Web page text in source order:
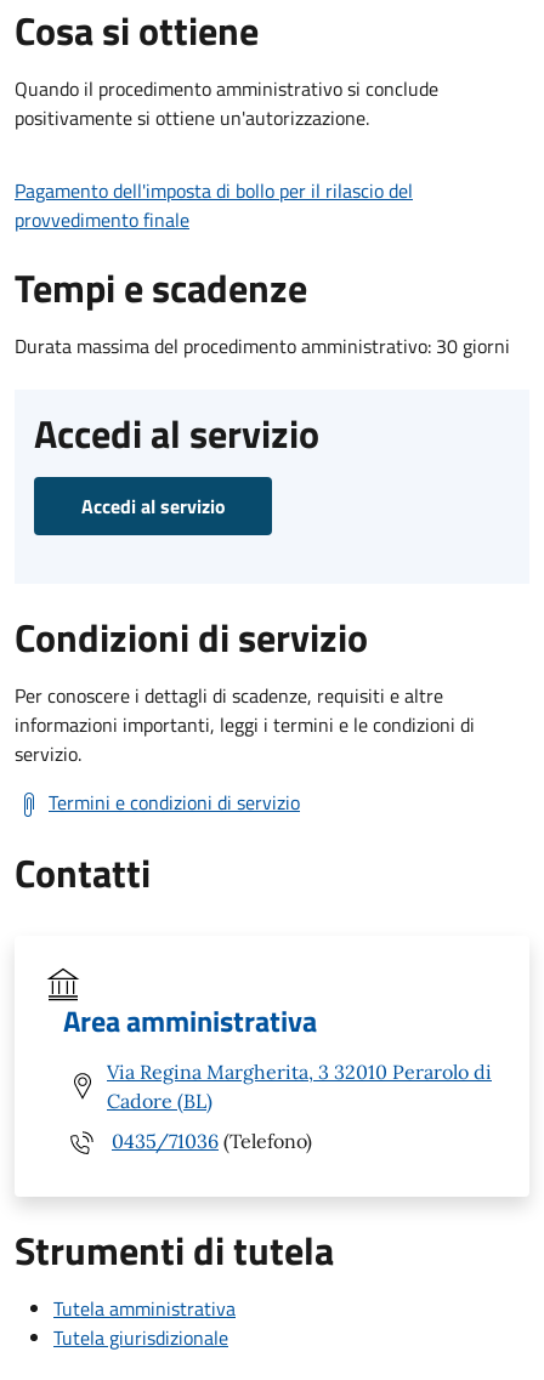
Cosa si ottiene
Quando il procedimento amministrativo si conclude
positivamente si ottiene un'autorizzazione.
Pagamento dell'imposta di bollo per il rilascio del
provvedimento finale
Tempi e scadenze
Durata massima del procedimento amministrativo: 30 giorni
Accedi al servizio
Accedi al servizio
Condizioni di servizio
Per conoscere i dettagli di scadenze, requisiti e altre
informazioni importanti, leggi i termini e le condizioni di
servizio.
Termini e condizioni di servizio
Contatti
Area amministrativa
Via Regina Margherita, 3 32010 Perarolo di
Cadore (BL)
0435/71036 (Telefono)
Strumenti di tutela
Tutela amministrativa
Tutela giurisdizionale